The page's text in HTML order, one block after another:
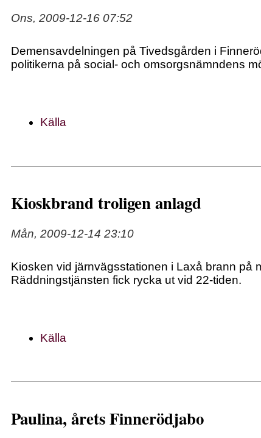
Ons, 2009-12-16 07:52
Demensavdelningen på Tivedsgården i
politikerna på social- och omsorgsnämndens
Källa
Kioskbrand troligen anlagd
Mån, 2009-12-14 23:10
Kiosken vid järnvägsstationen i Laxå brann på
Räddningstjänsten fick rycka ut vid 22-tiden.
Källa
Paulina, årets Finnerödjabo